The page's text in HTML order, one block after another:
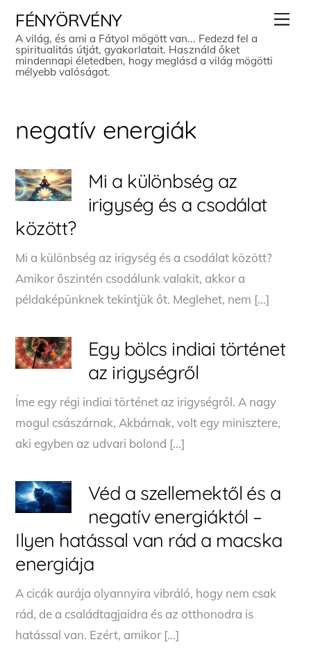
content
FÉNYÖRVÉNY
A világ, és ami a Fátyol mögött van... Fedezd fel a
spiritualitás útját, gyakorlatait. Használd őket
mindennapi életedben, hogy meglásd a világ mögötti
mélyebb valóságot.
negatív energiák
Mi a különbség az
irigység és a csodálat
között?
Mi a különbség az irigység és a csodálat között?
Amikor őszintén csodálunk valakit, akkor a
példaképünknek tekintjük őt. Meglehet, nem […]
Egy bölcs indiai történet
az irigységről
Íme egy régi indiai történet az irigységről. A nagy
mogul császárnak, Akbárnak, volt egy minisztere,
aki egyben az udvari bolond […]
Véd a szellemektől és a
negatív energiáktól –
Ilyen hatással van rád a macska
energiája
A cicák aurája olyannyira vibráló, hogy nem csak
rád, de a családtagjaidra és az otthonodra is
hatással van. Ezért, amikor […]